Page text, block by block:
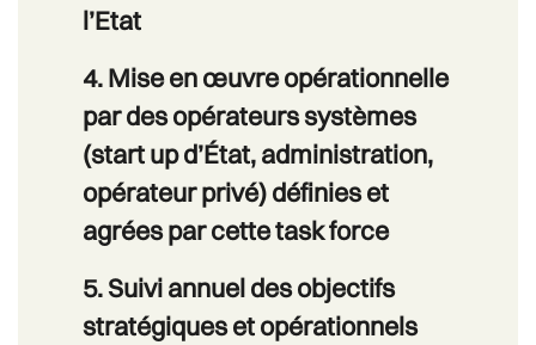
l’Etat
4. Mise en œuvre opérationnelle
par des opérateurs systèmes
(start up d’État, administration,
opérateur privé) définies et
agrées par cette task force
5. Suivi annuel des objectifs
stratégiques et opérationnels